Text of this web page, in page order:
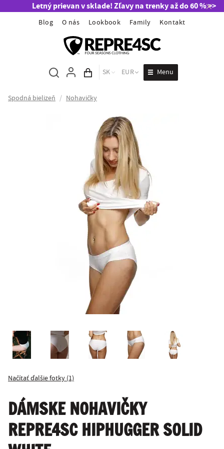
Letný prievan v sklade! Zľavy na trenky až do 60 % >>
Blog O nás Lookbook Family Kontakt
Obsah košíka
SK EUR Menu
Spodná bielizeň / Nohavičky
Načítať ďalšie fotky (1)
DÁMSKE NOHAVIČKY
REPRE4SC HIPHUGGER SOLID